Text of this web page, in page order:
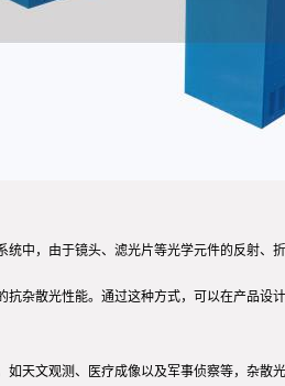
中，由于镜头、滤光片等光学元件的反射
杂散光性能。通过这种方式，可以在产品设
天文观测、医疗成像以及军事侦察等，杂散